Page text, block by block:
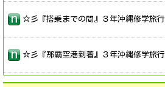
☆彡『搭乗までの間』３年沖縄修学旅行
☆彡『那覇空港到着』３年沖縄修学旅行